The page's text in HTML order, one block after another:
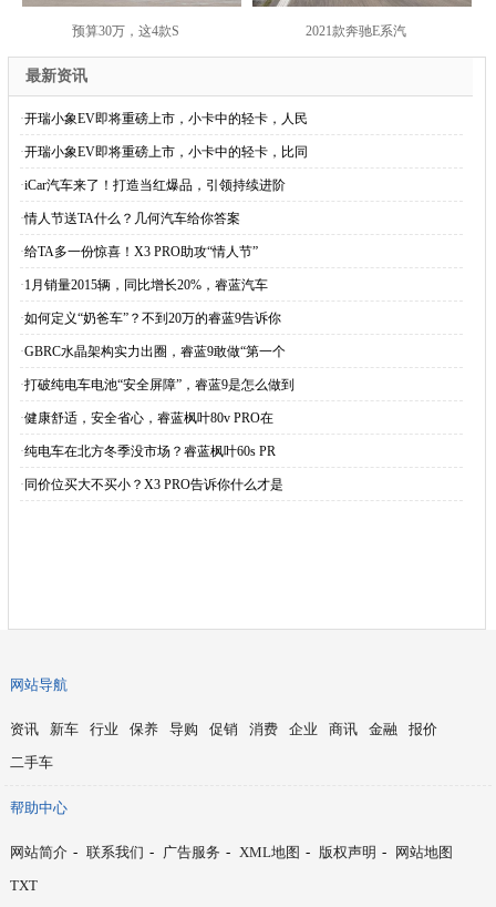
预算30万，这4款S 2021款奔驰E系汽
最新资讯
·开瑞小象EV即将重磅上市，小卡中的轻卡，人民
·开瑞小象EV即将重磅上市，小卡中的轻卡，比同
·iCar汽车来了！打造当红爆品，引领持续进阶
·情人节送TA什么？几何汽车给你答案
·给TA多一份惊喜！X3 PRO助攻“情人节”
·1月销量2015辆，同比增长20%，睿蓝汽车
·如何定义“奶爸车”？不到20万的睿蓝9告诉你
·GBRC水晶架构实力出圈，睿蓝9敢做“第一个
·打破纯电车电池“安全屏障”，睿蓝9是怎么做到
·健康舒适，安全省心，睿蓝枫叶80v PRO在
·纯电车在北方冬季没市场？睿蓝枫叶60s PR
· 同价位买大不买小？X3 PRO告诉你什么才是
网站导航
资讯 新车 行业 保养 导购 促销 消费 企业 商讯 金融
报价
二手车
帮助中心
网站简介 - 联系我们 - 广告服务 - XML地图 - 版权声明 -
网站地图
TXT